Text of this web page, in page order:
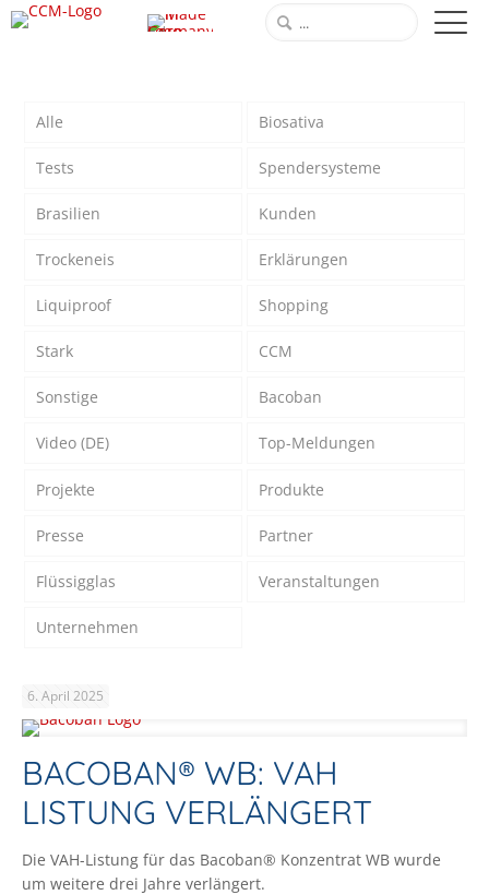
Alle Biosativa
Tests Spendersysteme
Brasilien Kunden
Trockeneis Erklärungen
Liquiproof Shopping
Stark CCM
Sonstige Bacoban
Video (DE) Top-Meldungen
Projekte Produkte
Presse Partner
Flüssigglas Veranstaltungen
Unternehmen
6. April 2025
BACOBAN® WB: VAH
LISTUNG VERLÄNGERT
Die VAH-Listung für das Bacoban® Konzentrat WB wurde
um weitere drei Jahre verlängert.